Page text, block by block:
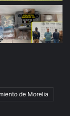
de Morelia